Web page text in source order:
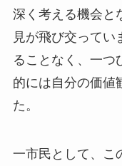
深く考える機会と
見が飛び交ってい
ることなく、一つ
的には自分の価値
た。
一市民として、こ